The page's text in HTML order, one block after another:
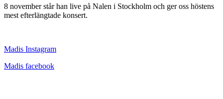
8 november står han live på Nalen i Stockholm och ger oss höstens
mest efterlängtade konsert.
Madis Instagram
Madis facebook